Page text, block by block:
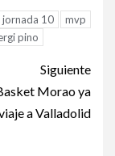
jornada 10
mvp
pino
Siguiente
Morao ya
a Valladolid